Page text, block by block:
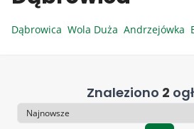
Dąbrowica Wola Duża Andrzejówka
Znaleziono 2
Sortowanie